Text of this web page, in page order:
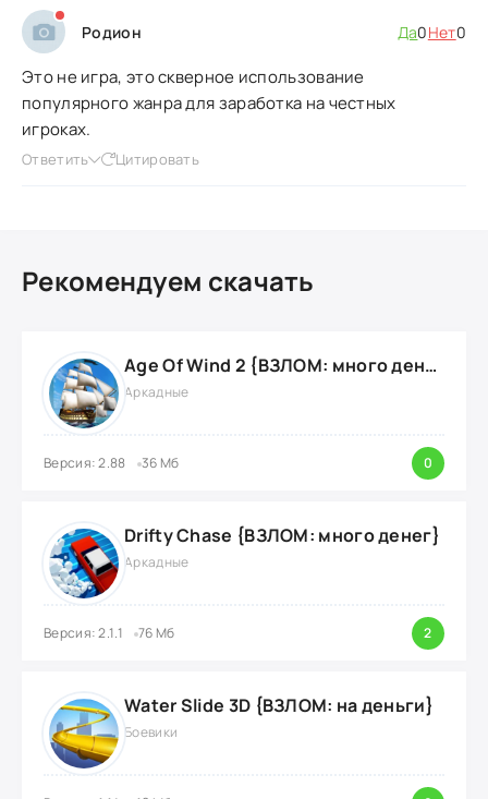
Родион Да0Нет0
Это не игра, это скверное использование
популярного жанра для заработка на честных
игроках.
Ответить Цитировать
Рекомендуем скачать
Age Of Wind 2 {ВЗЛОМ: много денег}
Аркадные
Версия: 2.88 36 Мб 0
Drifty Chase {ВЗЛОМ: много денег}
Аркадные
Версия: 2.1.1 76 Мб 2
Water Slide 3D {ВЗЛОМ: на деньги}
Боевики